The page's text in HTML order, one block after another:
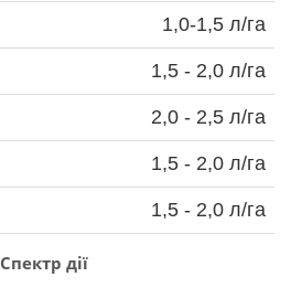
1,0-1,5 л/га
1,5 - 2,0 л/га
2,0 - 2,5 л/га
1,5 - 2,0 л/га
1,5 - 2,0 л/га
Спектр дії